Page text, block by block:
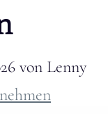
von Lenny